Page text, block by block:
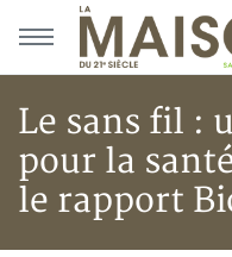
Aller au menu principal
Aller au contenu principal
Le sans fil :
pour la
le rapport